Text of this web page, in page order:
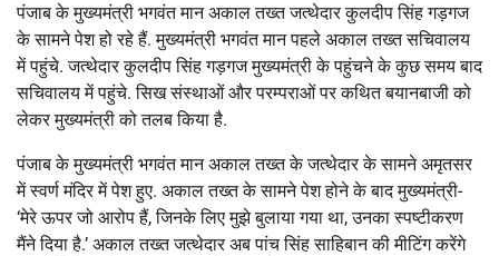
पंजाब के मुख्यमंत्री भगवंत मान अकाल तख्त जत्थेदार कुलदीप सिंह गड़गज
के सामने पेश हो रहे हैं. मुख्यमंत्री भगवंत मान पहले अकाल तख्त सचिवालय
में पहुंचे. जत्थेदार कुलदीप सिंह गड़गज मुख्यमंत्री के पहुंचने के कुछ समय बाद
सचिवालय में पहुंचे. सिख संस्थाओं और परम्पराओं पर कथित बयानबाजी को
लेकर मुख्यमंत्री को तलब किया है.
पंजाब के मुख्यमंत्री भगवंत मान अकाल तख्त के जत्थेदार के सामने अमृतसर
में स्वर्ण मंदिर में पेश हुए. अकाल तख्त के सामने पेश होने के बाद मुख्यमंत्री-
‘मेरे ऊपर जो आरोप हैं, जिनके लिए मुझे बुलाया गया था, उनका स्पष्टीकरण
मैंने दिया है.’ अकाल तख्त जत्थेदार अब पांच सिंह साहिबान की मीटिंग करेंगे